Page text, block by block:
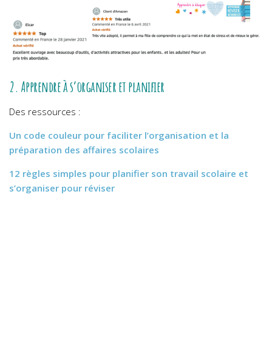
2. Apprendre à s’organiser et planifier
Des ressources :
Un code couleur pour faciliter l’organisation et la
préparation des affaires scolaires
12 règles simples pour planifier son travail scolaire et
s’organiser pour réviser